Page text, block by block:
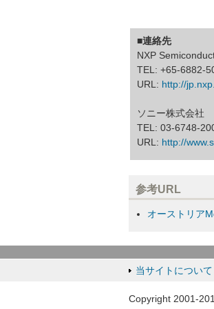
■連絡先
NXP
TEL: +65-6882-
URL: http://
ソニー株式会社
TEL: 03-6748-
URL: http://
参考URL
オーストリア
当サイトについて
Copyright 2001-